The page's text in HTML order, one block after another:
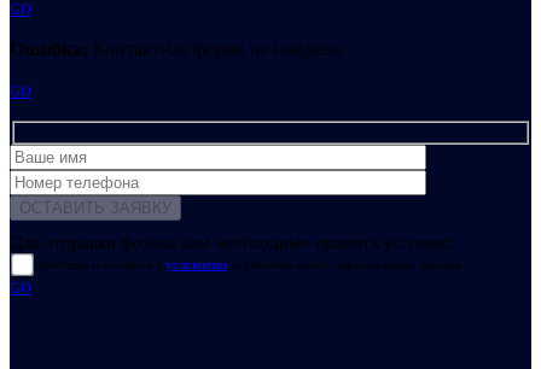
GO
Ошибка: Контактная форма не найдена.
GO
Для отправки формы вам необходимо принять условия:
прочитал и согласен с условиями обработки своих персональных данных
GO